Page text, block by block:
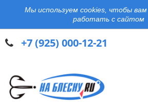
Мы используем cookies, чтобы
работать с сайтом
+7 (925) 000-12-21